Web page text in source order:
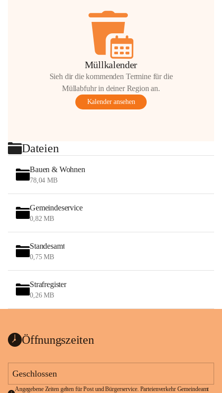
Müllkalender
Sieh dir die kommenden Termine für die
Müllabfuhr in deiner Region an.
Kalender ansehen
Dateien
Bauen & Wohnen
78,04 MB
Gemeindeservice
0,82 MB
Standesamt
0,75 MB
Strafregister
0,26 MB
Öffnungszeiten
Geschlossen
Angegebene Zeiten gelten für Post und Bürgerservice. Parteienverkehr Gemeindeamt